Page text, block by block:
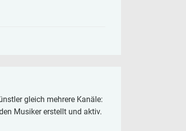
gleich mehrere Kanäle:
Musiker erstellt und aktiv.